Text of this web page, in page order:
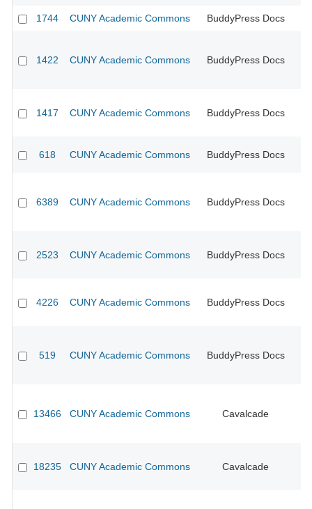
1744 CUNY Academic Commons BuddyPress Docs
1422 CUNY Academic Commons BuddyPress Docs
1417 CUNY Academic Commons BuddyPress Docs
618 CUNY Academic Commons BuddyPress Docs
6389 CUNY Academic Commons BuddyPress Docs
2523 CUNY Academic Commons BuddyPress Docs
4226 CUNY Academic Commons BuddyPress Docs
519 CUNY Academic Commons BuddyPress Docs
13466 CUNY Academic Commons Cavalcade
18235 CUNY Academic Commons Cavalcade